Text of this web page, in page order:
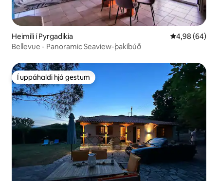
Heimili í Pyrgadikia 4,98 af 5 í
4,98 (64)
Bellevue - Panoramic Seaview-þakíbúð
Í uppáhaldi hjá gestum
Í uppáhaldi hjá gestum